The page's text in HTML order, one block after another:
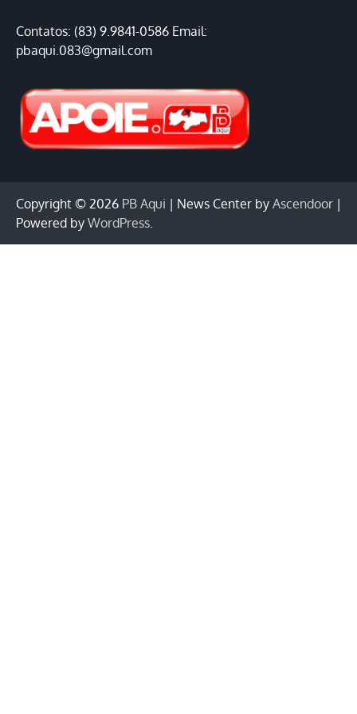
Contatos: (83) 9.9841-0586 Email:
pbaqui.083@gmail.com
Copyright © 2026 PB Aqui | News Center by Ascendoor |
Powered by WordPress